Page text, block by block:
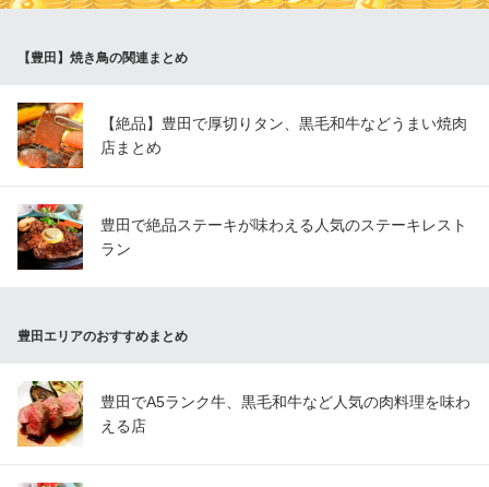
絶品です♪
炭火やきとり 楽天家
愛知環状鉄道線新豊田駅 徒歩3分
愛知県豊田市西町6-2-3
【豊田】焼き鳥の関連まとめ
【絶品】豊田で厚切りタン、黒毛和牛などうまい焼肉
店まとめ
豊田で絶品ステーキが味わえる人気のステーキレスト
ラン
豊田エリアのおすすめまとめ
豊田でA5ランク牛、黒毛和牛など人気の肉料理を味わ
える店